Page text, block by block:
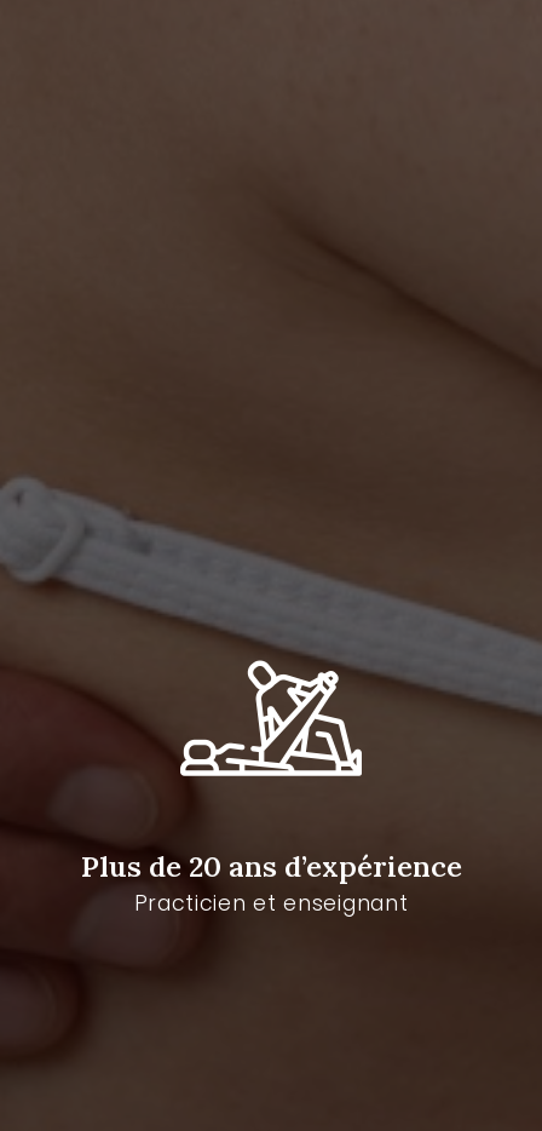
Plus de 20 ans d’expérience
Practicien et enseignant